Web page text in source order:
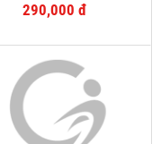
290,000 đ